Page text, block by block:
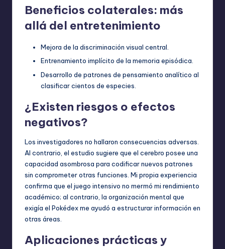
Beneficios colaterales: más
allá del entretenimiento
Mejora de la discriminación visual central.
Entrenamiento implícito de la memoria episódica.
Desarrollo de patrones de pensamiento analítico al
clasificar cientos de especies.
¿Existen riesgos o efectos
negativos?
Los investigadores no hallaron consecuencias adversas.
Al contrario, el estudio sugiere que el cerebro posee una
capacidad asombrosa para codificar nuevos patrones
sin comprometer otras funciones. Mi propia experiencia
confirma que el juego intensivo no mermó mi rendimiento
académico; al contrario, la organización mental que
exigía el Pokédex me ayudó a estructurar información en
otras áreas.
Aplicaciones prácticas y